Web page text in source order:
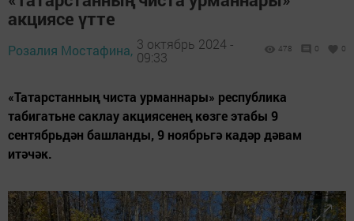
акциясе үтте
Розалия Мостафина, 3 октябрь 2024 -
09:33
478 0 0
«Татарстанның чиста урманнары» республика
табигатьне саклау акциясенең көзге этабы 9
сентябрьдән башланды, 9 ноябрьгә кадәр дәвам
итәчәк.